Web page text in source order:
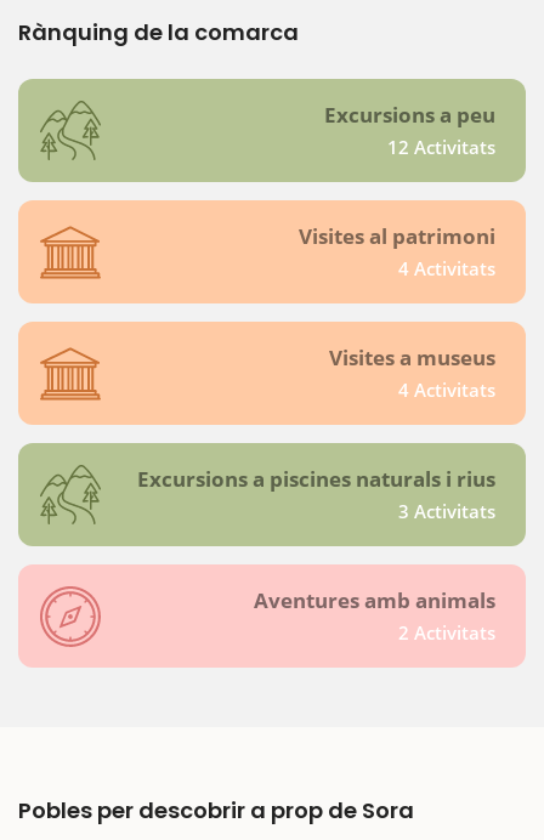
Rànquing de la comarca
Excursions a peu
12 Activitats
Visites al patrimoni
4 Activitats
Visites a museus
4 Activitats
Excursions a piscines naturals i rius
3 Activitats
Aventures amb animals
2 Activitats
Pobles per descobrir a prop de Sora